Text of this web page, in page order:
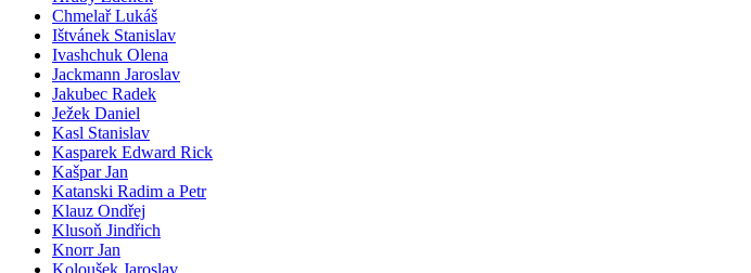
Chmelař Lukáš
Ištvánek Stanislav
Ivashchuk Olena
Jackmann Jaroslav
Jakubec Radek
Ježek Daniel
Kasl Stanislav
Kasparek Edward Rick
Kašpar Jan
Katanski Radim a Petr
Klauz Ondřej
Klusoň Jindřich
Knorr Jan
Koloušek Jaroslav